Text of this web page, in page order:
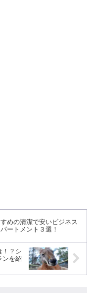
めの清潔で安いビジネス
ートメント３選！
！？シ
ンを紹